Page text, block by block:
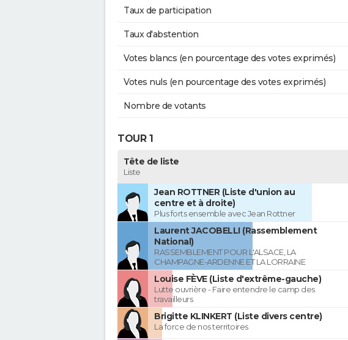
Taux de participation
Taux d'abstention
Votes blancs (en pourcentage des votes exprimés)
Votes nuls (en pourcentage des votes exprimés)
Nombre de votants
TOUR 1
Tête de liste
Liste
Jean ROTTNER (Liste d'union au
centre et à droite)
Plus forts ensemble avec Jean Rottner
Laurent JACOBELLI (Rassemblement
National)
RASSEMBLEMENT POUR L'ALSACE, LA
CHAMPAGNE-ARDENNE ET LA LORRAINE
Louise FÈVE (Liste d'extrême-gauche)
Lutte ouvrière - Faire entendre le camp des
travailleurs
Brigitte KLINKERT (Liste divers centre)
La force de nos territoires